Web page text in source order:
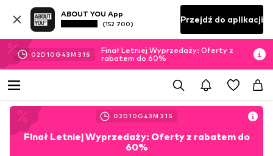
ABOUT YOU App
(152 700) Przejdź do aplikacji
02D10 G 43M 29 S
Finał Letniej Wyprzedaży: Oferty z
rabatem do 60%
02D10 G 43M 30S
Finał Letniej Wyprzedaży: Oferty z rabatem do
60%